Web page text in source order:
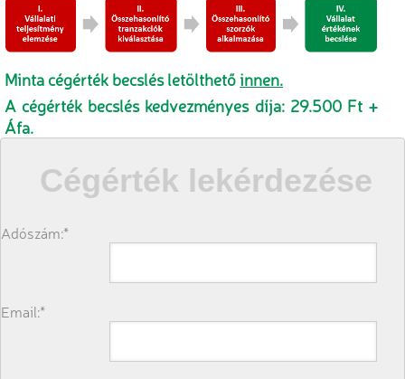
Minta cégérték becslés letölthető innen.
A cégérték becslés kedvezményes díja: 29.500 Ft +
Áfa.
Cégérték lekérdezése
Adószám:*
Email:*